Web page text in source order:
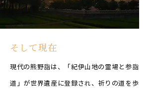
そして現在
現代の熊野詣は、「紀伊山地の霊場と参詣
道」が世界遺産に登録され、祈りの道を歩